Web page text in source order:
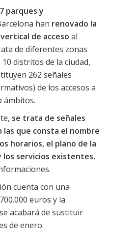
parques y
han renovado la
de acceso al
de diferentes zonas
distritos de la ciudad,
262 señales
de los accesos a
ámbitos.
se trata de señales
las que consta el nombre
horarios, el plano de la
los servicios existentes,
cuenta con una
euros y la
acabará de sustituir
de enero.